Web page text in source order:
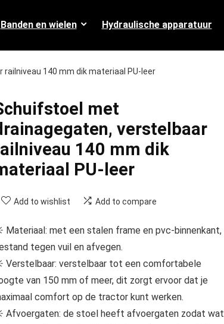
Banden en wielen Hydraulische apparatuur
140 mm dik materiaal PU-leer
met
verstelbaar
140 mm dik
PU-leer
Add to wishlist Add to compare
Materiaal: met een stalen frame en pvc-binnenkant,
tegen vuil en afvegen.
Verstelbaar: verstelbaar tot een comfortabele
van 150 mm of meer, dit zorgt ervoor dat je
comfort op de tractor kunt werken.
Afvoergaten: de stoel heeft afvoergaten zodat